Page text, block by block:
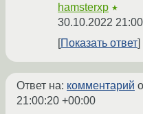
hamsterxp ★
30.10.2022
Показать ответ
Ответ на: комментарий
21:00:20 +00:00